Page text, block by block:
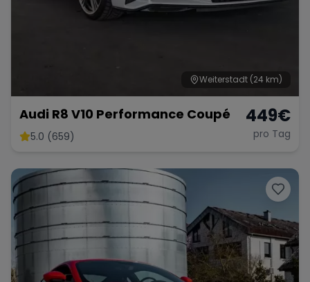
Weiterstadt (24 km)
Audi R8 V10 Performance Coupé
5.0 (659)
449€
pro Tag